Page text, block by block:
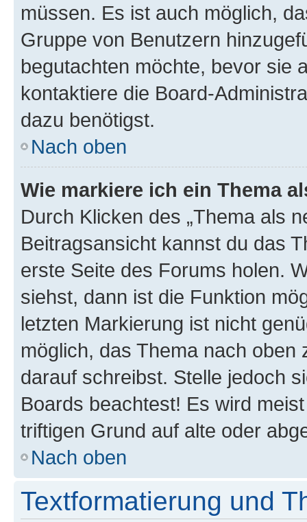
müssen. Es ist auch möglich,
Gruppe von Benutzern
begutachten möchte, bevor sie
kontaktiere die Board-
dazu benötigst.
Nach oben
Wie markiere ich ein Thema
Durch Klicken des „Thema als
Beitragsansicht kannst du das
erste Seite des Forums holen.
siehst, dann ist die Funktion
letzten Markierung ist nicht
möglich, das Thema nach oben
darauf schreibst. Stelle jedoch
Boards beachtest! Es wird
triftigen Grund auf alte oder
Nach oben
Textformatierung und